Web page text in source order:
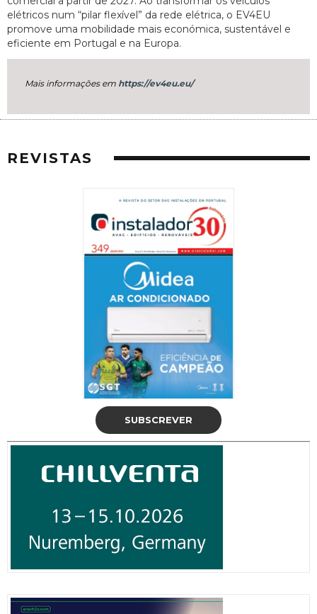
elétricos num “pilar flexível” da rede elétrica, o EV4EU
promove uma mobilidade mais económica, sustentável e
eficiente em Portugal e na Europa.
Mais informações em https://ev4eu.eu/
REVISTAS
SUBSCREVER